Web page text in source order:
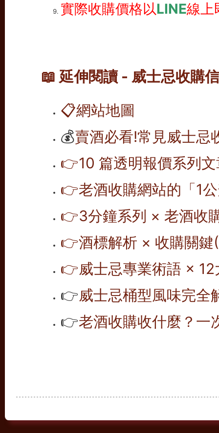
實際收購價格以LINE線上
📖 延伸閱讀 - 威士忌收購
📋網站地圖
💰賣酒必看!常見威士忌
👉10 篇透明報價系列
👉老酒收購網站的「1
👉3分鐘系列 × 老酒收
👉酒標解析 × 收購關鍵
👉威士忌專業術語 ×
👉威士忌桶型風味完全
👉老酒收購收什麼？一